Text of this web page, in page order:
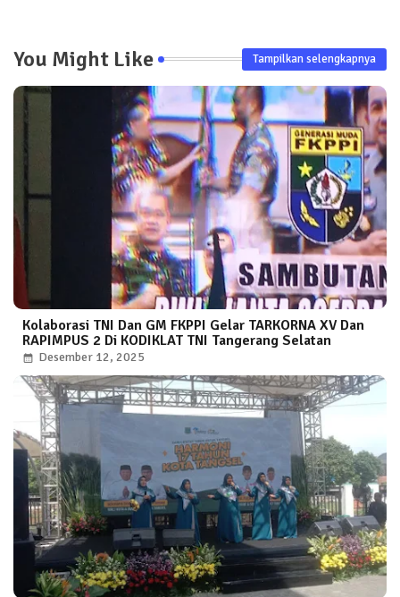
You Might Like Tampilkan selengkapnya
Kolaborasi TNI Dan GM FKPPI Gelar TARKORNA XV Dan
RAPIMPUS 2 Di KODIKLAT TNI Tangerang Selatan
Desember 12, 2025